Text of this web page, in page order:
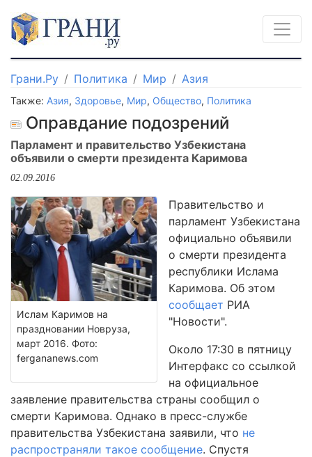
Грани.Ру Политика Мир Азия
Также: Азия, Здоровье, Мир, Общество, Политика
Оправдание подозрений
Парламент и правительство Узбекистана
объявили о смерти президента Каримова
02.09.2016
Ислам Каримов на
праздновании Новруза,
март 2016. Фото:
fergananews.com
Правительство и
парламент Узбекистана
официально объявили
о смерти президента
республики Ислама
Каримова. Об этом
сообщает РИА
"Новости".
Около 17:30 в пятницу
Интерфакс со ссылкой
на официальное
заявление правительства страны сообщил о
смерти Каримова. Однако в пресс-службе
правительства Узбекистана заявили, что не
распространяли такое сообщение. Спустя